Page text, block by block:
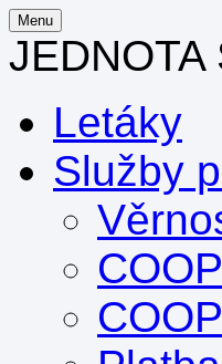
Menu
JEDNOTA
Letáky
Služby